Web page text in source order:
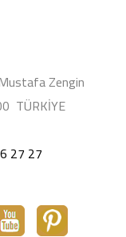
Zengin
TÜRKİYE
27 27